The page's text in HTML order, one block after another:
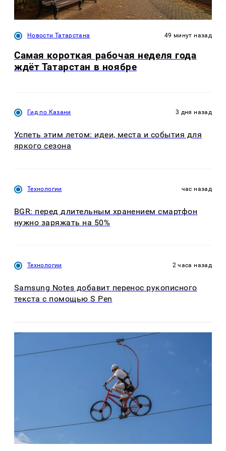
Новости Татарстана 49 минут назад
Самая короткая рабочая неделя года
ждёт Татарстан в ноябре
Гид по Казани 3 дня назад
Успеть этим летом: идеи, места и события для
яркого сезона
Технологии час назад
BGR: перед длительным хранением смартфон
нужно заряжать на 50%
Технологии 2 часа назад
Samsung Notes добавит перенос рукописного
текста с помощью S Pen